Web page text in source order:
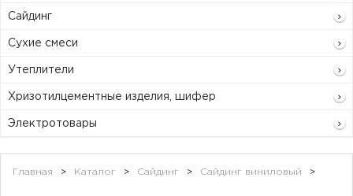
Сайдинг
Сухие смеси
Утеплители
Хризотилцементные изделия, шифер
Электротовары
Главная > Каталог > Сайдинг > Сайдинг виниловый >